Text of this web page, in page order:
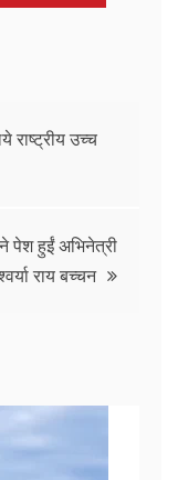
राष्ट्रीय उच्च
पेश हुईं अभिनेत्री
राय बच्चन